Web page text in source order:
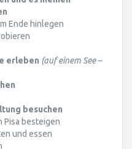
Ende hinlegen
erleben (auf einem See –
besuchen
Pisa besteigen
und essen